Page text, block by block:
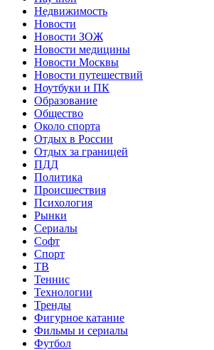
Недвижимость
Новости
Новости ЗОЖ
Новости медицины
Новости Москвы
Новости путешествий
Ноутбуки и ПК
Образование
Общество
Около спорта
Отдых в России
Отдых за границей
ПДД
Политика
Происшествия
Психология
Рынки
Сериалы
Софт
Спорт
ТВ
Теннис
Технологии
Тренды
Фигурное катание
Фильмы и сериалы
Футбол